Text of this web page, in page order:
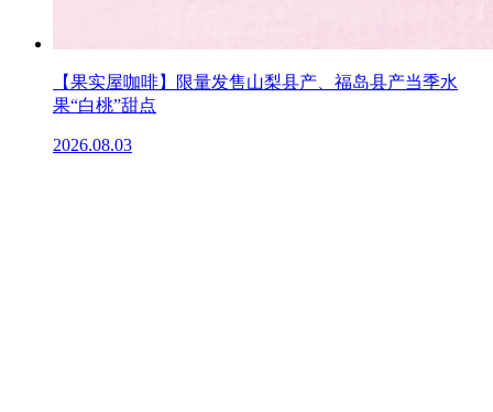
【果实屋咖啡】限量发售山梨县产、福岛县产当季水
果“白桃”甜点
2026.08.03